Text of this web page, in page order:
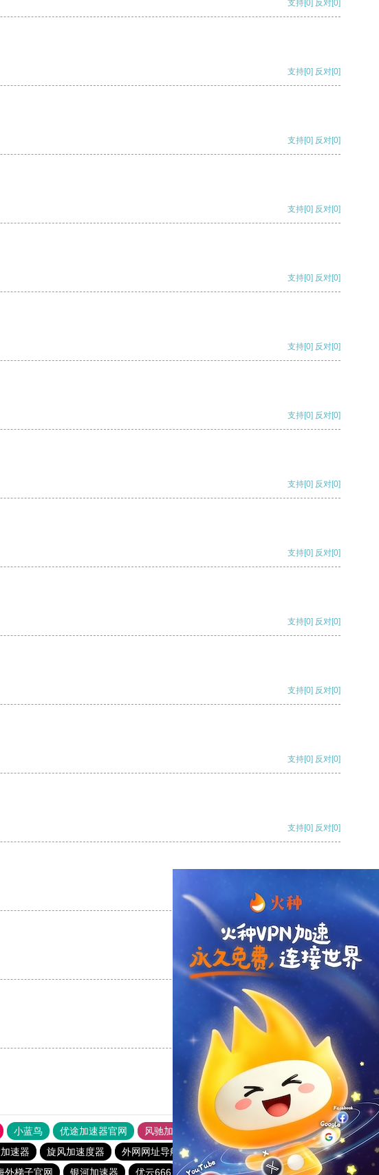
支持[0] 反对[0]
支持[0] 反对[0]
支持[0] 反对[0]
支持[0] 反对[0]
支持[0] 反对[0]
支持[0] 反对[0]
支持[0] 反对[0]
支持[0] 反对[0]
支持[0] 反对[0]
支持[0] 反对[0]
支持[0] 反对[0]
支持[0] 反对[0]
支持[0] 反对[0]
支持
支持[0] 反对[0]
支持[0] 反对[0]
小蓝鸟 优途加速器官网 风驰加速器
旋风加速器
速器 旋风加速度器 外网网址导航 软件中心 1元机场
暴雪加速器
外梯子官网 银河加速器 优云666 暴雪加速器 银河加速器